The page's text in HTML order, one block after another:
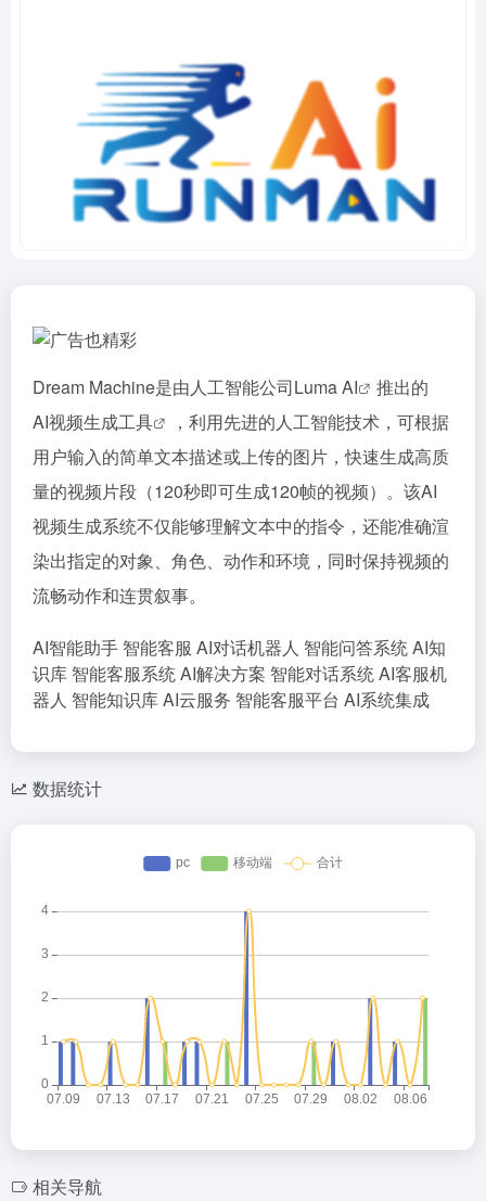
Dream Machine是由人工智能公司LumaAI
推出的
AI视频生成工具
，利用先进的人工智能技术，可根据
用户输入的简单文本描述或上传的图片，快速生成高质
量的视频片段（120秒即可生成120帧的视频）。该AI
视频生成系统不仅能够理解文本中的指令，还能准确渲
染出指定的对象、角色、动作和环境，同时保持视频的
流畅动作和连贯叙事。
AI智能助手 智能客服 AI对话机器人 智能问答系统AI知
识库 智能客服系统AI解决方案 智能对话系统AI客服机
器人 智能知识库AI云服务 智能客服平台 AI系统集成
数据统计
相关导航